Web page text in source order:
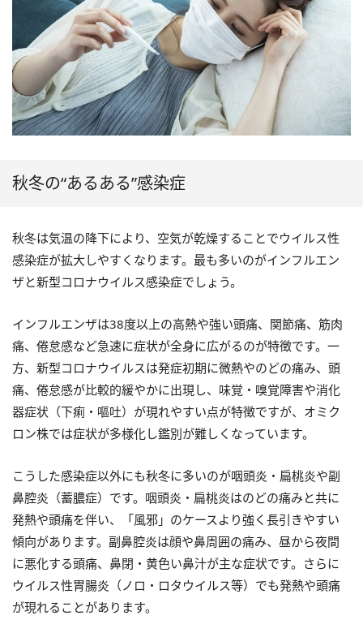
秋冬の“あるある”感染症
秋冬は気温の降下により、空気が乾燥することでウイルス性
感染症が拡大しやすくなります。最も多いのがインフルエン
ザと新型コロナウイルス感染症でしょう。
インフルエンザは38度以上の高熱や強い頭痛、関節痛、筋肉
痛、倦怠感など急速に症状が全身に広がるのが特徴です。一
方、新型コロナウイルスは発症初期に微熱やのどの痛み、頭
痛、倦怠感が比較的緩やかに出現し、味覚・嗅覚障害や消化
器症状（下痢・嘔吐）が現れやすい点が特徴ですが、オミク
ロン株では症状が多様化し鑑別が難しくなっています。
こうした感染症以外にも秋冬に多いのが咽頭炎・扁桃炎や副
鼻腔炎（蓄膿症）です。咽頭炎・扁桃炎はのどの痛みと共に
発熱や頭痛を伴い、「風邪」のケースより強く長引きやすい
傾向があります。副鼻腔炎は顔や鼻周囲の痛み、昼から夜間
に悪化する頭痛、鼻閉・黄色い鼻汁が主な症状です。さらに
ウイルス性胃腸炎（ノロ・ロタウイルス等）でも発熱や頭痛
が現れることがあります。